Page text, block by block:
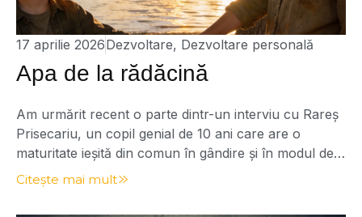
17 aprilie 2026Dezvoltare, Dezvoltare personală
Apa de la rădăcină
Am urmărit recent o parte dintr-un interviu cu Rareș
Prisecariu, un copil genial de 10 ani care are o
maturitate ieșită din comun în gândire și în modul de a
vorbi. La un moment dat, a spus o frază care m-a
oprit din tot ce făceam: „Mama este apa de la
rădăcina mea.” Cât de […]
Citește mai mult